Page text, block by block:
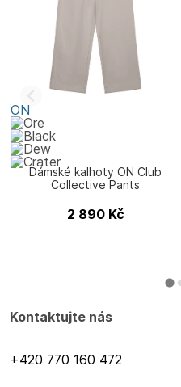
ON
Dámské kalhoty ON Club
Collective Pants
2 890 Kč
Kontaktujte nás
+420 770 160 472